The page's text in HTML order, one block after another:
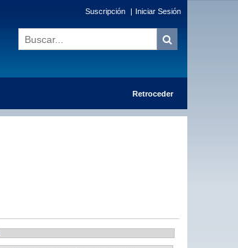
Suscripción | Iniciar Sesión
Retroceder